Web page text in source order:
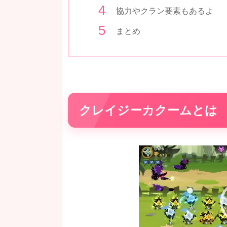
協力やクラン要素もあるよ
まとめ
クレイジーカクームとは
動
画
プ
レ